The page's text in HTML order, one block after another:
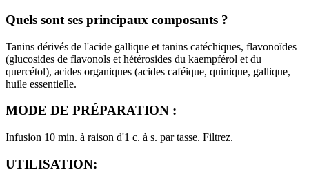
Quels sont ses principaux composants ?
Tanins dérivés de l'acide gallique et tanins catéchiques, flavonoïdes
(glucosides de flavonols et hétérosides du kaempférol et du
quercétol), acides organiques (acides caféique, quinique, gallique,
huile essentielle.
MODE DE PRÉPARATION :
Infusion 10 min. à raison d'1 c. à s. par tasse. Filtrez.
UTILISATION: